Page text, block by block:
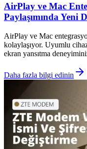
AirPlay ve Mac
Paylaşımında Yeni
AirPlay ve Mac
kolaylaşıyor. Uyumlu
ekran yansıtma
Daha fazla bilgi edinin